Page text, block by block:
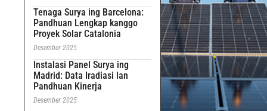
Tenaga Surya ing Barcelona:
Pandhuan Lengkap kanggo
Proyek Solar Catalonia
Desember 2025
Instalasi Panel Surya ing
Madrid: Data Iradiasi lan
Pandhuan Kinerja
Desember 2025